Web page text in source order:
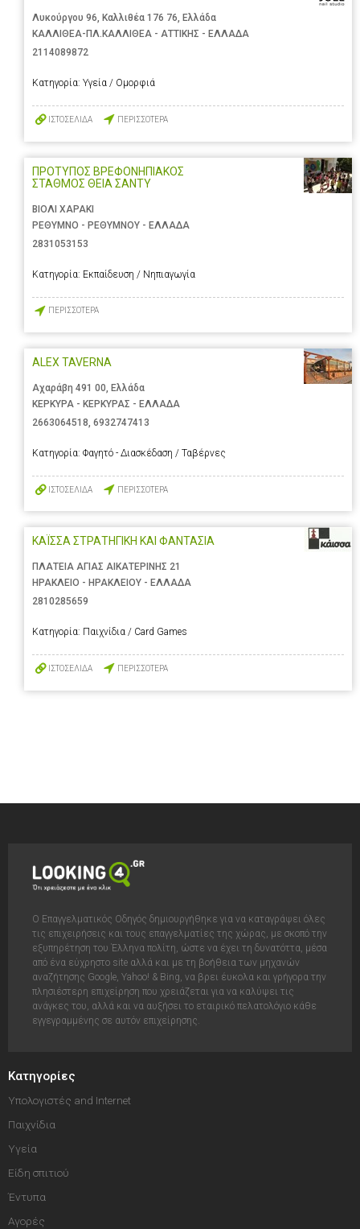
Λυκούργου 96, Καλλιθέα 176 76, Ελλάδα
ΚΑΛΛΙΘΕΑ-ΠΛ.ΚΑΛΛΙΘΕΑ - ΑΤΤΙΚΗΣ - ΕΛΛΑΔΑ
2114089872
Κατηγορία: Υγεία / Ομορφιά
ΙΣΤΟΣΕΛΙΔΑ ΠΕΡΙΣΣΟΤΕΡΑ
ΠΡΟΤΥΠΟΣ ΒΡΕΦΟΝΗΠΙΑΚΟΣ
ΣΤΑΘΜΟΣ ΘΕΙΑ ΣΑΝΤΥ
ΒΙΟΛΙ ΧΑΡΑΚΙ
ΡΕΘΥΜΝΟ - ΡΕΘΥΜΝΟΥ - ΕΛΛΑΔΑ
2831053153
Κατηγορία: Εκπαίδευση / Νηπιαγωγία
ΠΕΡΙΣΣΟΤΕΡΑ
ALEX TAVERNA
Αχαράβη 491 00, Ελλάδα
ΚΕΡΚΥΡΑ - ΚΕΡΚΥΡΑΣ - ΕΛΛΑΔΑ
2663064518, 6932747413
Κατηγορία: Φαγητό - Διασκέδαση / Ταβέρνες
ΙΣΤΟΣΕΛΙΔΑ ΠΕΡΙΣΣΟΤΕΡΑ
ΚΑΪΣΣΑ ΣΤΡΑΤΗΓΙΚΗ ΚΑΙ ΦΑΝΤΑΣΙΑ
ΠΛΑΤΕΙΑ ΑΓΙΑΣ ΑΙΚΑΤΕΡΙΝΗΣ 21
ΗΡΑΚΛΕΙΟ - ΗΡΑΚΛΕΙΟΥ - ΕΛΛΑΔΑ
2810285659
Κατηγορία: Παιχνίδια / Card Games
ΙΣΤΟΣΕΛΙΔΑ ΠΕΡΙΣΣΟΤΕΡΑ
Ο Επαγγελματικός Οδηγός δημιουργήθηκε για να καταγράψει όλες
τις επιχειρήσεις και τους επαγγελματίες της χώρας, με σκοπό την
εξυπηρέτηση του Έλληνα πολίτη, ώστε να έχει τη δυνατόττα, μέσα
από ένα εύχρηστο site αλλά και με τη βοήθεια των μηχανών
αναζήτησης Google, Yahoo! & Bing, να βρει έυκολα και γρήγορα την
πλησιέστερη επιχείρηση που χρειάζεται για να καλύψει τις
ανάγκες του, αλλά και να αυξήσει το εταιρικό πελατολόγιο κάθε
εγγεγραμμένης σε αυτόν επιχείρησης.
Κατηγορίες
Υπολογιστές and Internet
Παιχνίδια
Υγεία
Είδη σπιτιού
Έντυπα
Αγορές